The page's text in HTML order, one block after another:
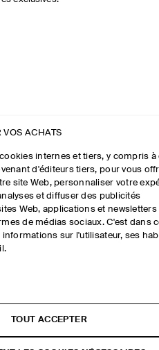
VOS ACHATS
internes et tiers, y compris à
d'éditeurs tiers, pour vous
site Web, personnaliser votre
et diffuser des publicités
Web, applications et newsletters
de médias sociaux. C'est dans
sur l'utilisateur, ses
TOUT ACCEPTER